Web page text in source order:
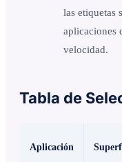
las etiquetas
aplicaciones
velocidad.
Tabla de
Aplicación